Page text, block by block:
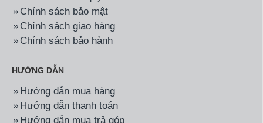
Hãng: Sharp Mã SP: KS-N182ETVSW
Nồi cơm điện Sharp KS-
1.190.000đ 1.290.000đ
-8%